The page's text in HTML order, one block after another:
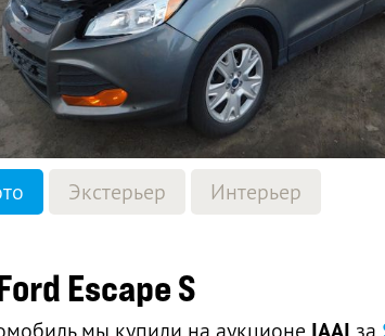
Экстерьер Интерьер
Escape S
мы купили на аукционе IAAI за